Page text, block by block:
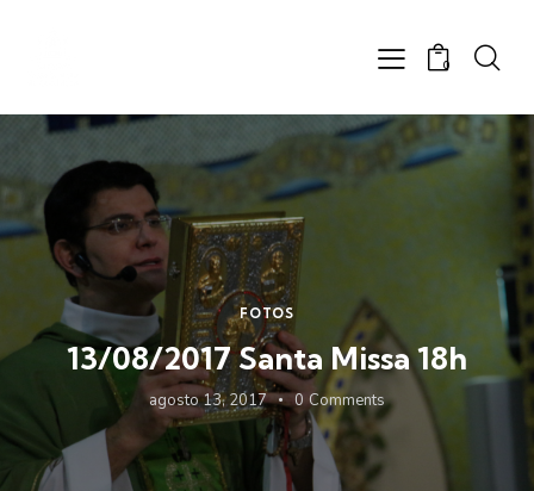
0
FOTOS
13/08/2017 Santa Missa 18h
agosto 13, 2017 0 Comments